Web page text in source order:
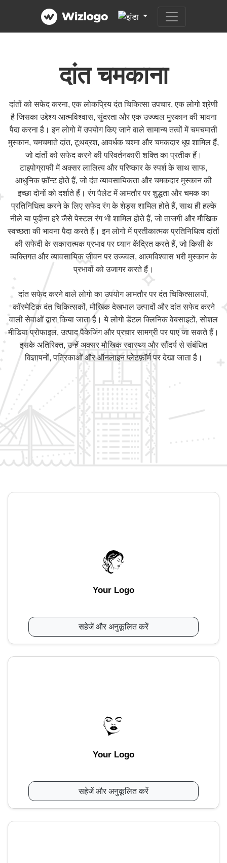
दांत चमकाना
दांतों को सफेद करना, एक लोकप्रिय दंत चिकित्सा उपचार, एक लोगो श्रेणी
है जिसका उद्देश्य आत्मविश्वास, सुंदरता और एक उज्ज्वल मुस्कान की भावना
पैदा करना है। इन लोगो में उपयोग किए जाने वाले सामान्य तत्वों में चमचमाती
मुस्कान, चमचमाते दांत, टूथब्रश, आवर्धक चश्मा और चमकदार धूप शामिल हैं,
जो दांतों को सफेद करने की परिवर्तनकारी शक्ति का प्रतीक हैं।
टाइपोग्राफी में अक्सर लालित्य और परिष्कार के स्पर्श के साथ साफ,
आधुनिक फ़ॉन्ट होते हैं, जो दंत व्यावसायिकता और चमकदार मुस्कान की
इच्छा दोनों को दर्शाते हैं। रंग पैलेट में आमतौर पर शुद्धता और चमक का
प्रतिनिधित्व करने के लिए सफेद रंग के शेड्स शामिल होते हैं, साथ ही हल्के
नीले या पुदीना हरे जैसे पेस्टल रंग भी शामिल होते हैं, जो ताजगी और मौखिक
स्वच्छता की भावना पैदा करते हैं। इन लोगो में प्रतीकात्मक प्रतिनिधित्व दांतों
की सफेदी के सकारात्मक प्रभाव पर ध्यान केंद्रित करते हैं, जो किसी के
व्यक्तिगत और व्यावसायिक जीवन पर उज्ज्वल, आत्मविश्वास भरी मुस्कान के
प्रभावों को उजागर करते हैं।
दांत सफेद करने वाले लोगो का उपयोग आमतौर पर दंत चिकित्सालयों,
कॉस्मेटिक दंत चिकित्सकों, मौखिक देखभाल उत्पादों और दांत सफेद करने
वाली सेवाओं द्वारा किया जाता है। ये लोगो डेंटल क्लिनिक वेबसाइटों, सोशल
मीडिया प्रोफाइल, उत्पाद पैकेजिंग और प्रचार सामग्री पर पाए जा सकते हैं।
इसके अतिरिक्त, उन्हें अक्सर मौखिक स्वास्थ्य और सौंदर्य से संबंधित
विज्ञापनों, पत्रिकाओं और ऑनलाइन प्लेटफ़ॉर्म पर देखा जाता है।
Your Logo
सहेजें और अनुकूलित करें
Your Logo
सहेजें और अनुकूलित करें